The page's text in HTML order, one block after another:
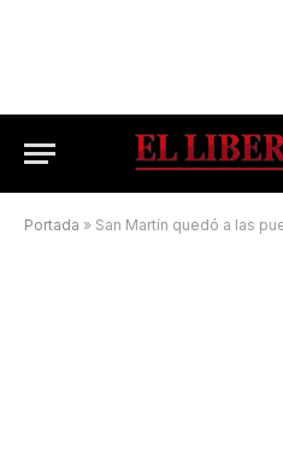
Portada » San Martín quedó a las puertas